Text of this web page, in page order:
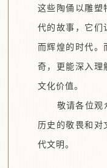
这些陶俑以雕塑
代的故事，它们
而辉煌的时代。
奇，更能深入理
文化价值。
敬请各位观
历史的敬畏和对
代文明。